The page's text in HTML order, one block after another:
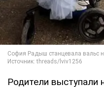
Родители выступали